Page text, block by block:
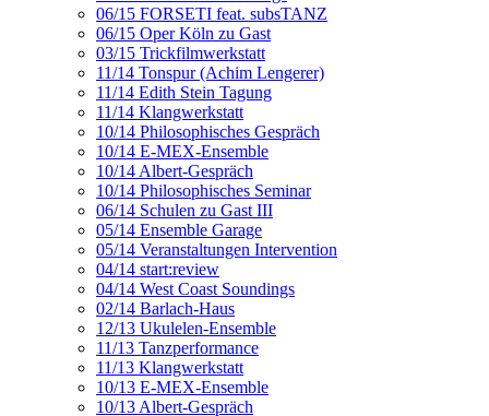
06/15 FORSETI feat. subsTANZ
06/15 Oper Köln zu Gast
03/15 Trickfilmwerkstatt
11/14 Tonspur (Achim Lengerer)
11/14 Edith Stein Tagung
11/14 Klangwerkstatt
10/14 Philosophisches Gespräch
10/14 E-MEX-Ensemble
10/14 Albert-Gespräch
10/14 Philosophisches Seminar
06/14 Schulen zu Gast III
05/14 Ensemble Garage
05/14 Veranstaltungen Intervention
04/14 start:review
04/14 West Coast Soundings
02/14 Barlach-Haus
12/13 Ukulelen-Ensemble
11/13 Tanzperformance
11/13 Klangwerkstatt
10/13 E-MEX-Ensemble
10/13 Albert-Gespräch